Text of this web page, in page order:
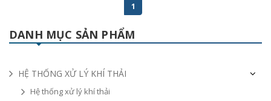
1
DANH MỤC SẢN PHẨM
HỆ THỐNG XỬ LÝ KHÍ THẢI
Hệ thống xử lý khí thải